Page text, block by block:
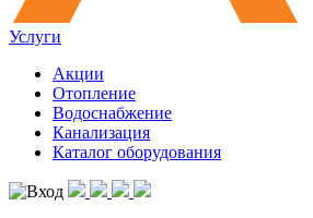
Услуги
Акции
Отопление
Водоснабжение
Канализация
Каталог оборудования